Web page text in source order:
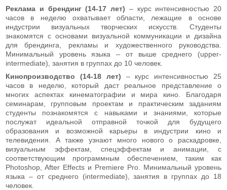
Реклама и брендинг (14-17 лет) – курс интенсивностью 20
часов в неделю охватывает области, лежащие в основе
индустрии визуальных творческих искусств. Студенты
знакомятся с основами визуальной коммуникации и дизайна
для брендинга, рекламы и художественного руководства.
Минимальный уровень языка – от выше среднего (upper-
intermediate), занятия в группах до 10 человек.
Кинопроизводство (14-18 лет) – курс интенсивностью 25
часов в неделю, который даст реальное представление о
многих аспектах кинематографии и мира кино. Благодаря
семинарам, групповым проектам и практическим заданиям
студенты познакомятся с навыками и знаниями, которые
послужат идеальной отправной точкой для будущего
образования и возможной карьеры в индустрии кино и
телевидения. А также узнают много нового о раскадровке,
визуальным эффектам, спецэффектам и анимации, с
соответствующим программным обеспечением, таким как
Photoshop, After Effects и Premiere Pro. Минимальный уровень
языка – от среднего (intermediate), занятия в группах до 18
человек.